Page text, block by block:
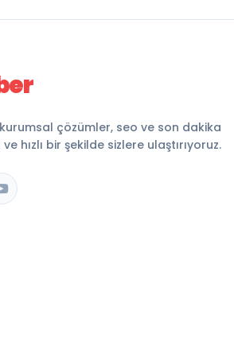
çözümler, seo ve son dakika
hızlı bir şekilde sizlere ulaştırıyoruz.